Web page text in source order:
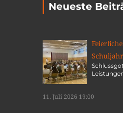
Neueste
11. Juli 2026 19:00